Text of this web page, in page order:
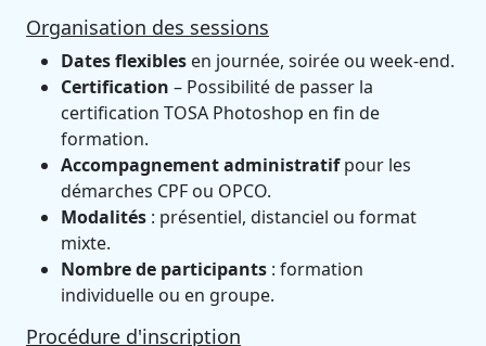
Organisation des sessions
Dates flexibles en journée, soirée ou week-end.
Certification – Possibilité de passer la
certification TOSA Photoshop en fin de
formation.
Accompagnement administratifpour les
démarches CPF ou OPCO.
Modalités : présentiel, distanciel ou format
mixte.
Nombre de participants : formation
individuelle ou en groupe.
Procédure d'inscription